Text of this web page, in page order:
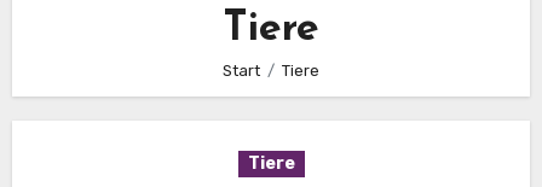
Tiere
Start Tiere
Tiere